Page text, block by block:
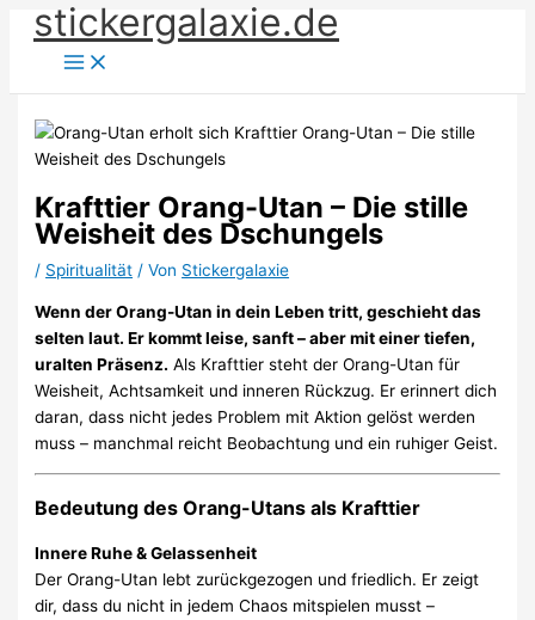
Zum
Inhalt
springen
stickergalaxie.de
Krafttier Orang-Utan – Die stille
Weisheit des Dschungels
/ Spiritualität / Von Stickergalaxie
Wenn der Orang-Utan in dein Leben tritt, geschieht das
selten laut. Er kommt leise, sanft – aber mit einer tiefen,
uralten Präsenz. Als Krafttier steht der Orang-Utan für
Weisheit, Achtsamkeit und inneren Rückzug. Er erinnert dich
daran, dass nicht jedes Problem mit Aktion gelöst werden
muss – manchmal reicht Beobachtung und ein ruhiger Geist.
Bedeutung des Orang-Utans als Krafttier
Innere Ruhe & Gelassenheit
Der Orang-Utan lebt zurückgezogen und friedlich. Er zeigt
dir, dass du nicht in jedem Chaos mitspielen musst –